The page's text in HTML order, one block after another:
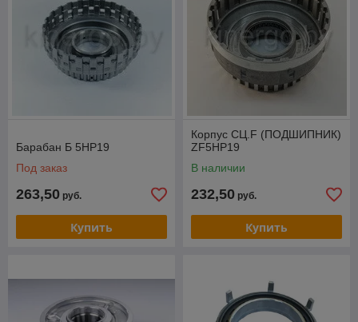
Барабан Б 5HP19
Под заказ
263,50 руб.
Купить
Корпус СЦ.F (ПОДШИПНИК)
ZF5HP19
В наличии
232,50 руб.
Купить